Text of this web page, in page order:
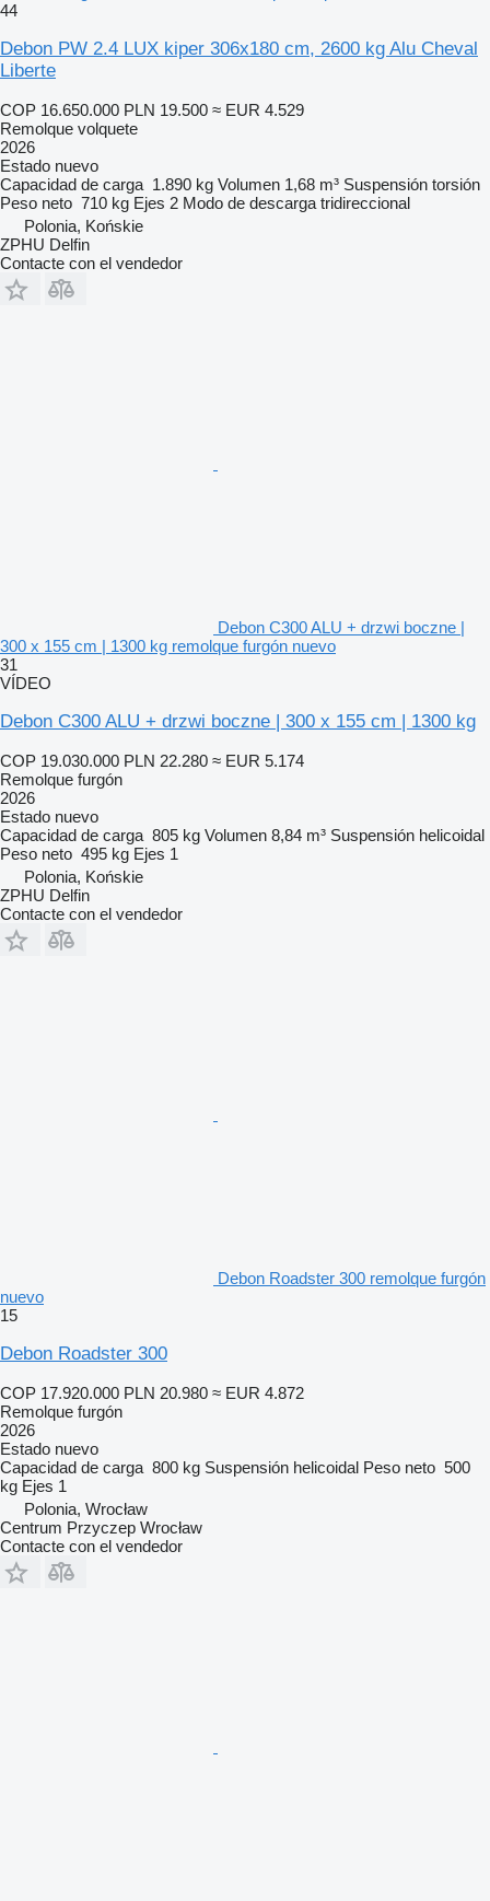
44
Debon PW 2.4 LUX kiper 306x180 cm, 2600 kg Alu Cheval
Liberte
COP 16.650.000 PLN 19.500 ≈ EUR 4.529
Remolque volquete
2026
Estado nuevo
Capacidad de carga 1.890 kg Volumen 1,68 m³ Suspensión torsión
Peso neto 710 kg Ejes 2 Modo de descarga tridireccional
Polonia, Końskie
ZPHU Delfin
Contacte con el vendedor
Debon C300 ALU + drzwi boczne |
300 x 155 cm | 1300 kg remolque furgón nuevo
31
VÍDEO
Debon C300 ALU + drzwi boczne | 300 x 155 cm | 1300 kg
COP 19.030.000 PLN 22.280 ≈ EUR 5.174
Remolque furgón
2026
Estado nuevo
Capacidad de carga 805 kg Volumen 8,84 m³ Suspensión helicoidal
Peso neto 495 kg Ejes 1
Polonia, Końskie
ZPHU Delfin
Contacte con el vendedor
Debon Roadster 300 remolque furgón
nuevo
15
Debon Roadster 300
COP 17.920.000 PLN 20.980 ≈ EUR 4.872
Remolque furgón
2026
Estado nuevo
Capacidad de carga 800 kg Suspensión helicoidal Peso neto 500
kg Ejes 1
Polonia, Wrocław
Centrum Przyczep Wrocław
Contacte con el vendedor